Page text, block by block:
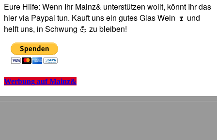
Eure Hilfe: Wenn Ihr Mainz& unterstützen wollt, könnt Ihr das
hier via Paypal tun. Kauft uns ein gutes Glas Wein 🍷 und
helft uns, in Schwung 💪 zu bleiben!
Werbung auf Mainz&